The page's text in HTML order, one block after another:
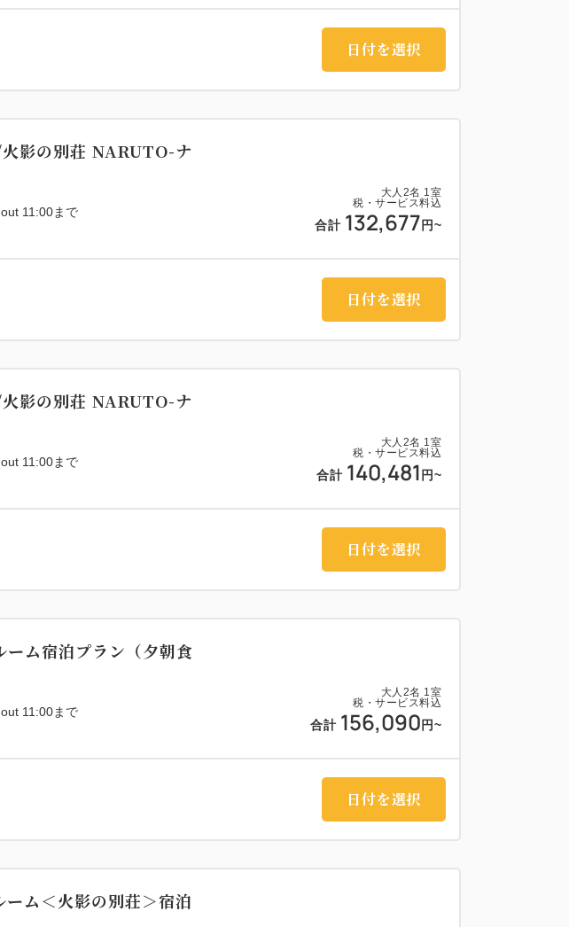
日付を選択
大人 2名 1室
税・サービス料込
合計 132,677 円~
影の別荘 NARUTO-ナ
11:00まで
日付を選択
大人 2名 1室
税・サービス料込
合計 140,481 円~
影の別荘 NARUTO-ナ
11:00まで
日付を選択
大人 2名 1室
税・サービス料込
合計 156,090 円~
ーム宿泊プラン（夕朝食
11:00まで
日付を選択
ム＜火影の別荘＞宿泊